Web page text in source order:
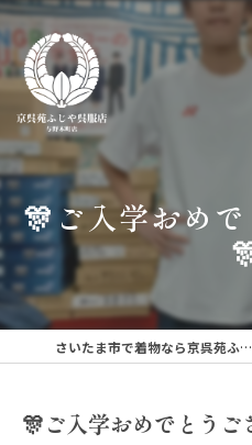
🎊ご入学おめ
さいたま市で着物なら京呉苑ふじや呉服店与野本町店
🎊ご入学おめでとうご